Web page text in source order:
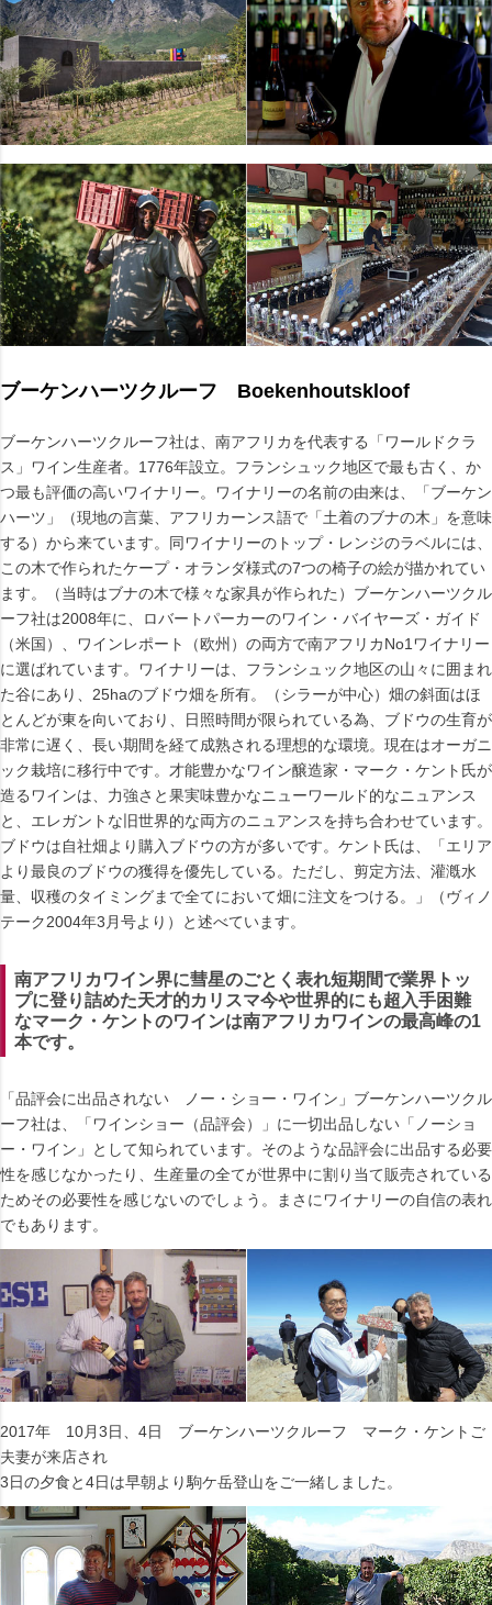
ブーケンハーツクルーフ Boekenhoutskloof
ブーケンハーツクルーフ社は、南アフリカを代表する「ワールドクラ
ス」ワイン生産者。1776年設立。フランシュック地区で最も古く、か
つ最も評価の高いワイナリー。ワイナリーの名前の由来は、「ブーケン
ハーツ」（現地の言葉、アフリカーンス語で「土着のブナの木」を意味
する）から来ています。同ワイナリーのトップ・レンジのラベルには、
この木で作られたケープ・オランダ様式の7つの椅子の絵が描かれてい
ます。（当時はブナの木で様々な家具が作られた）ブーケンハーツクル
ーフ社は2008年に、ロバートパーカーのワイン・バイヤーズ・ガイド
（米国）、ワインレポート（欧州）の両方で南アフリカNo1ワイナリー
に選ばれています。ワイナリーは、フランシュック地区の山々に囲まれ
た谷にあり、25haのブドウ畑を所有。（シラーが中心）畑の斜面はほ
とんどが東を向いており、日照時間が限られている為、ブドウの生育が
非常に遅く、長い期間を経て成熟される理想的な環境。現在はオーガニ
ック栽培に移行中です。才能豊かなワイン醸造家・マーク・ケント氏が
造るワインは、力強さと果実味豊かなニューワールド的なニュアンス
と、エレガントな旧世界的な両方のニュアンスを持ち合わせています。
ブドウは自社畑より購入ブドウの方が多いです。ケント氏は、「エリア
より最良のブドウの獲得を優先している。ただし、剪定方法、灌漑水
量、収穫のタイミングまで全てにおいて畑に注文をつける。」（ヴィノ
テーク2004年3月号より）と述べています。
南アフリカワイン界に彗星のごとく表れ短期間で業界トッ
プに登り詰めた天才的カリスマ今や世界的にも超入手困難
なマーク・ケントのワインは南アフリカワインの最高峰の1
本です。
「品評会に出品されない ノー・ショー・ワイン」ブーケンハーツクル
ーフ社は、「ワインショー（品評会）」に一切出品しない「ノーショ
ー・ワイン」として知られています。そのような品評会に出品する必要
性を感じなかったり、生産量の全てが世界中に割り当て販売されている
ためその必要性を感じないのでしょう。まさにワイナリーの自信の表れ
でもあります。
2017年 10月3日、4日 ブーケンハーツクルーフ マーク・ケントご
夫妻が来店され
3日の夕食と4日は早朝より駒ケ岳登山をご一緒しました。